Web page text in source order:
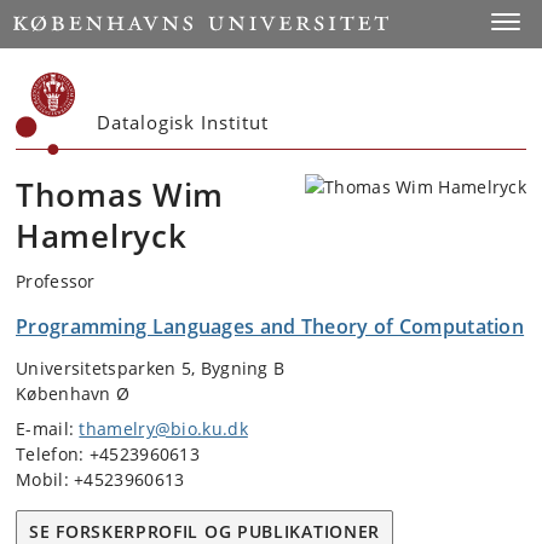
Start
Datalogisk Institut
Thomas Wim
Hamelryck
Professor
Programming Languages and Theory of Computation
Universitetsparken 5, Bygning B
København Ø
E-mail:thamelry@bio.ku.dk
Telefon: +4523960613
Mobil: +4523960613
SE FORSKERPROFIL OG PUBLIKATIONER